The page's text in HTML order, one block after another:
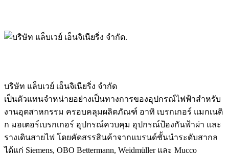
บริษัท แล็บเวย์ เอ็นจิเนียริ่ง จำกัด
เป็นตัวแทนจำหน่ายอย่างเป็นทางการของอุปกรณ์ไฟฟ้าสำหรับ
งานอุตสาหกรรม ครอบคลุมผลิตภัณฑ์ อาทิ เบรกเกอร์ แมกเนติ
ก มอเตอร์เบรกเกอร์ อุปกรณ์ควบคุม อุปกรณ์ป้องกันฟ้าผ่า และ
รางเดินสายไฟ โดยคัดสรรสินค้าจากแบรนด์ชั้นนำระดับสากล
ได้แก่ Siemens, OBO Bettermann, Weidmüller และ Mucco